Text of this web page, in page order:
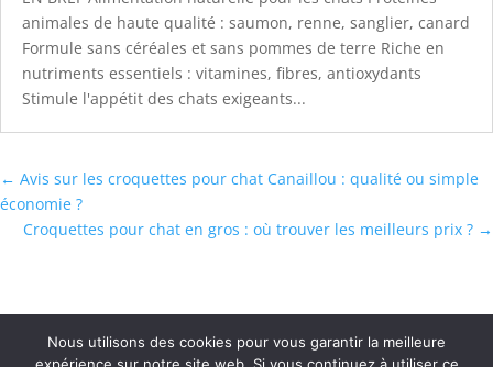
animales de haute qualité : saumon, renne, sanglier, canard
Formule sans céréales et sans pommes de terre Riche en
nutriments essentiels : vitamines, fibres, antioxydants
Stimule l'appétit des chats exigeants...
← Avis sur les croquettes pour chat Canaillou : qualité ou simple
économie ?
Croquettes pour chat en gros : où trouver les meilleurs prix ? →
Nous utilisons des cookies pour vous garantir la meilleure